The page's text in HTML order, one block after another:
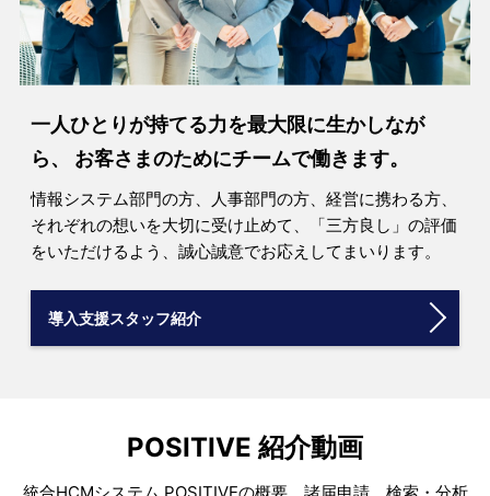
一人ひとりが持てる力を最大限に生かしなが
ら、
お客さまのためにチームで働きます。
情報システム部門の方、人事部門の方、経営に携わる方、
それぞれの想いを大切に受け止めて、「三方良し」の評価
をいただけるよう、誠心誠意でお応えしてまいります。
導入支援スタッフ紹介
POSITIVE 紹介動画
統合HCMシステム POSITIVEの概要、諸届申請、検索・分析